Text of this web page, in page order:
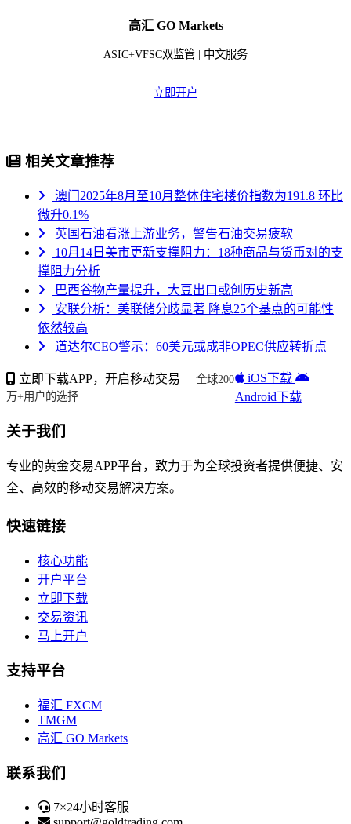
高汇 GO Markets
ASIC+VFSC双监管 | 中文服务
立即开户
相关文章推荐
澳门2025年8月至10月整体住宅楼价指数为191.8 环比
微升0.1%
英国石油看涨上游业务，警告石油交易疲软
10月14日美市更新支撑阻力：18种商品与货币对的支
撑阻力分析
巴西谷物产量提升，大豆出口或创历史新高
安联分析：美联储分歧显著 降息25个基点的可能性
依然较高
道达尔CEO警示：60美元或成非OPEC供应转折点
立即下载APP，开启移动交易
全球200
万+用户的选择
iOS下载
Android下载
关于我们
专业的黄金交易APP平台，致力于为全球投资者提供便捷、安
全、高效的移动交易解决方案。
快速链接
核心功能
开户平台
立即下载
交易资讯
马上开户
支持平台
福汇 FXCM
TMGM
高汇 GO Markets
联系我们
7×24小时客服